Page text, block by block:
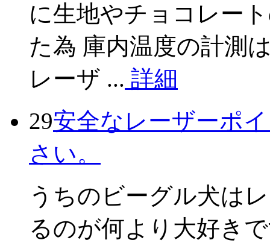
に生地やチョコレー
た為 庫内温度の計測
レーザ ... 詳細
29安全なレーザーポ
さい。
うちのビーグル犬は
るのが何より大好き